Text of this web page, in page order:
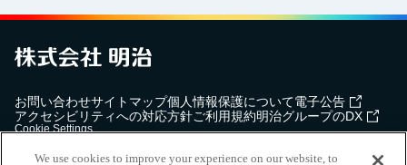
お問い合わせサイトマップ個人情報保護について電子公告
アクセシビリティへの対応方針ご利用規約明治グループのDX
Cookie Settings
We use cookies to improve your experience on our website, to